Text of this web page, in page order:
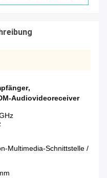
,
Audiovideoreceiver
Multimedia-Schnittstelle /